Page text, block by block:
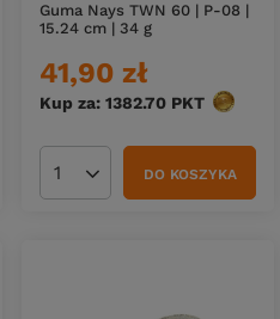
Guma Nays TWN 60 | P-08 |
15.24 cm | 34 g
41,90 zł
Kup za: 1382.70 PKT punktów
Ilość produktówDO KOSZYKA